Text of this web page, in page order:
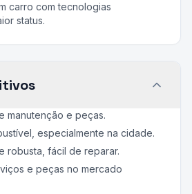
carro com tecnologias
status.
manutenção e peças.
especialmente na cidade.
robusta, fácil de reparar.
e peças no mercado